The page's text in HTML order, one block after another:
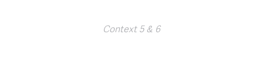
Context 5 & 6